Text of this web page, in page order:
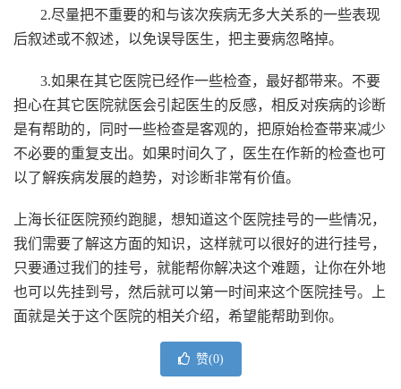
2.尽量把不重要的和与该次疾病无多大关系的一些表现
后叙述或不叙述，以免误导医生，把主要病忽略掉。
3.如果在其它医院已经作一些检查，最好都带来。不要
担心在其它医院就医会引起医生的反感，相反对疾病的诊断
是有帮助的，同时一些检查是客观的，把原始检查带来减少
不必要的重复支出。如果时间久了，医生在作新的检查也可
以了解疾病发展的趋势，对诊断非常有价值。
上海长征医院预约跑腿， 想知道这个医院挂号的一些情况，
我们需要了解这方面的知识，这样就可以很好的进行挂号，
只要通过我们的挂号，就能帮你解决这个难题，让你在外地
也可以先挂到号，然后就可以第一时间来这个医院挂号。上
面就是关于这个医院的相关介绍，希望能帮助到你。
赞(0)